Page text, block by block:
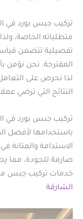
تركيب جبس بورد في
متطلباته الخاصة،
تفصيلية تتضمن
المقترحة. نحن نؤمن
لذا نحرص على
النتائج التي ترضي
تركيب جبس بورد في
باستخدامها لأفضل
الاستدامة والمتانة
صارمة للجودة، مما
خدمات تركيب جبس
الشارقة